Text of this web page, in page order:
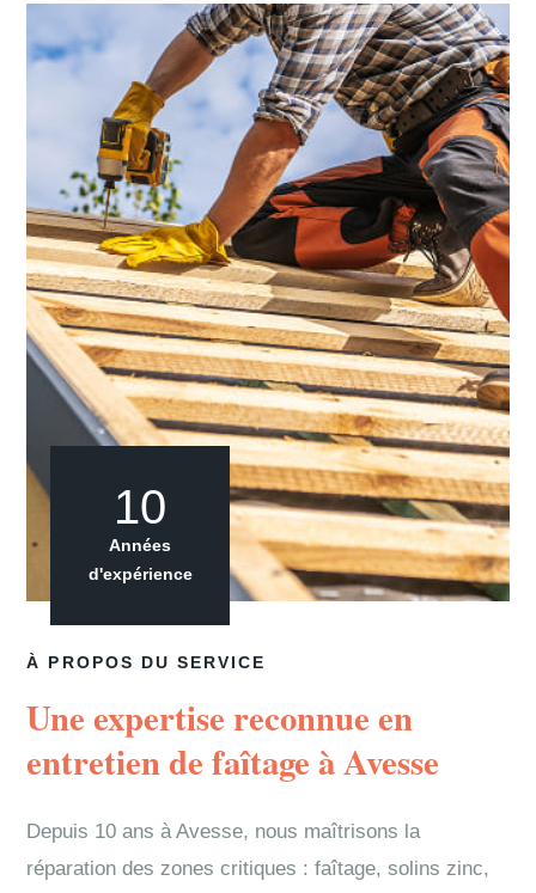
À PROPOS DU SERVICE
Une expertise reconnue en
entretien de faîtage à Avesse
Depuis 10 ans à Avesse, nous maîtrisons la
réparation des zones critiques : faîtage, solins zinc,
10
Années
d'expérience